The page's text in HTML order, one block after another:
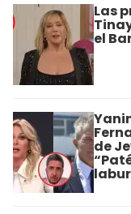
Las
el
de